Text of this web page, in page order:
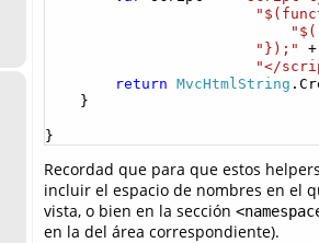
"});"
+
"</
return MvcHtmlString
}
}
Recordad que para que estos
incluir el espacio de nombres en el
vista, o bien en la sección
en la del área correspondiente).